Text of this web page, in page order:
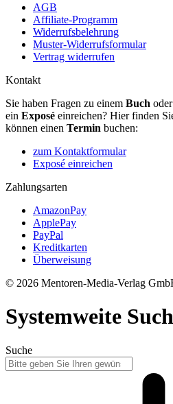
AGB
Affiliate-Programm
Widerrufsbelehrung
Muster-Widerrufsformular
Vertrag widerrufen
Kontakt
Sie haben Fragen zu einem Buch
ein Exposé einreichen? Hier finden
können einen Termin buchen:
zum Kontaktformular
Exposé einreichen
Zahlungsarten
AmazonPay
ApplePay
PayPal
Kreditkarten
Überweisung
© 2026 Mentoren-Media-Verlag
Systemweite
Suche